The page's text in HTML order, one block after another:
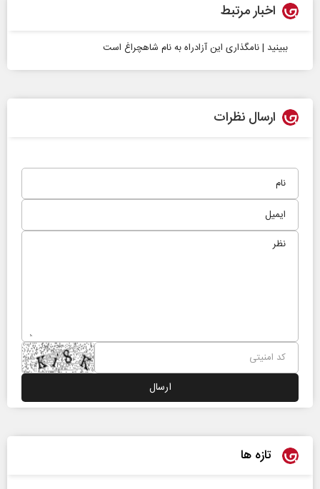
اخبار مرتبط
ببینید | نامگذاری این آزادراه به نام شاهچراغ است
ارسال نظرات
تازه ها